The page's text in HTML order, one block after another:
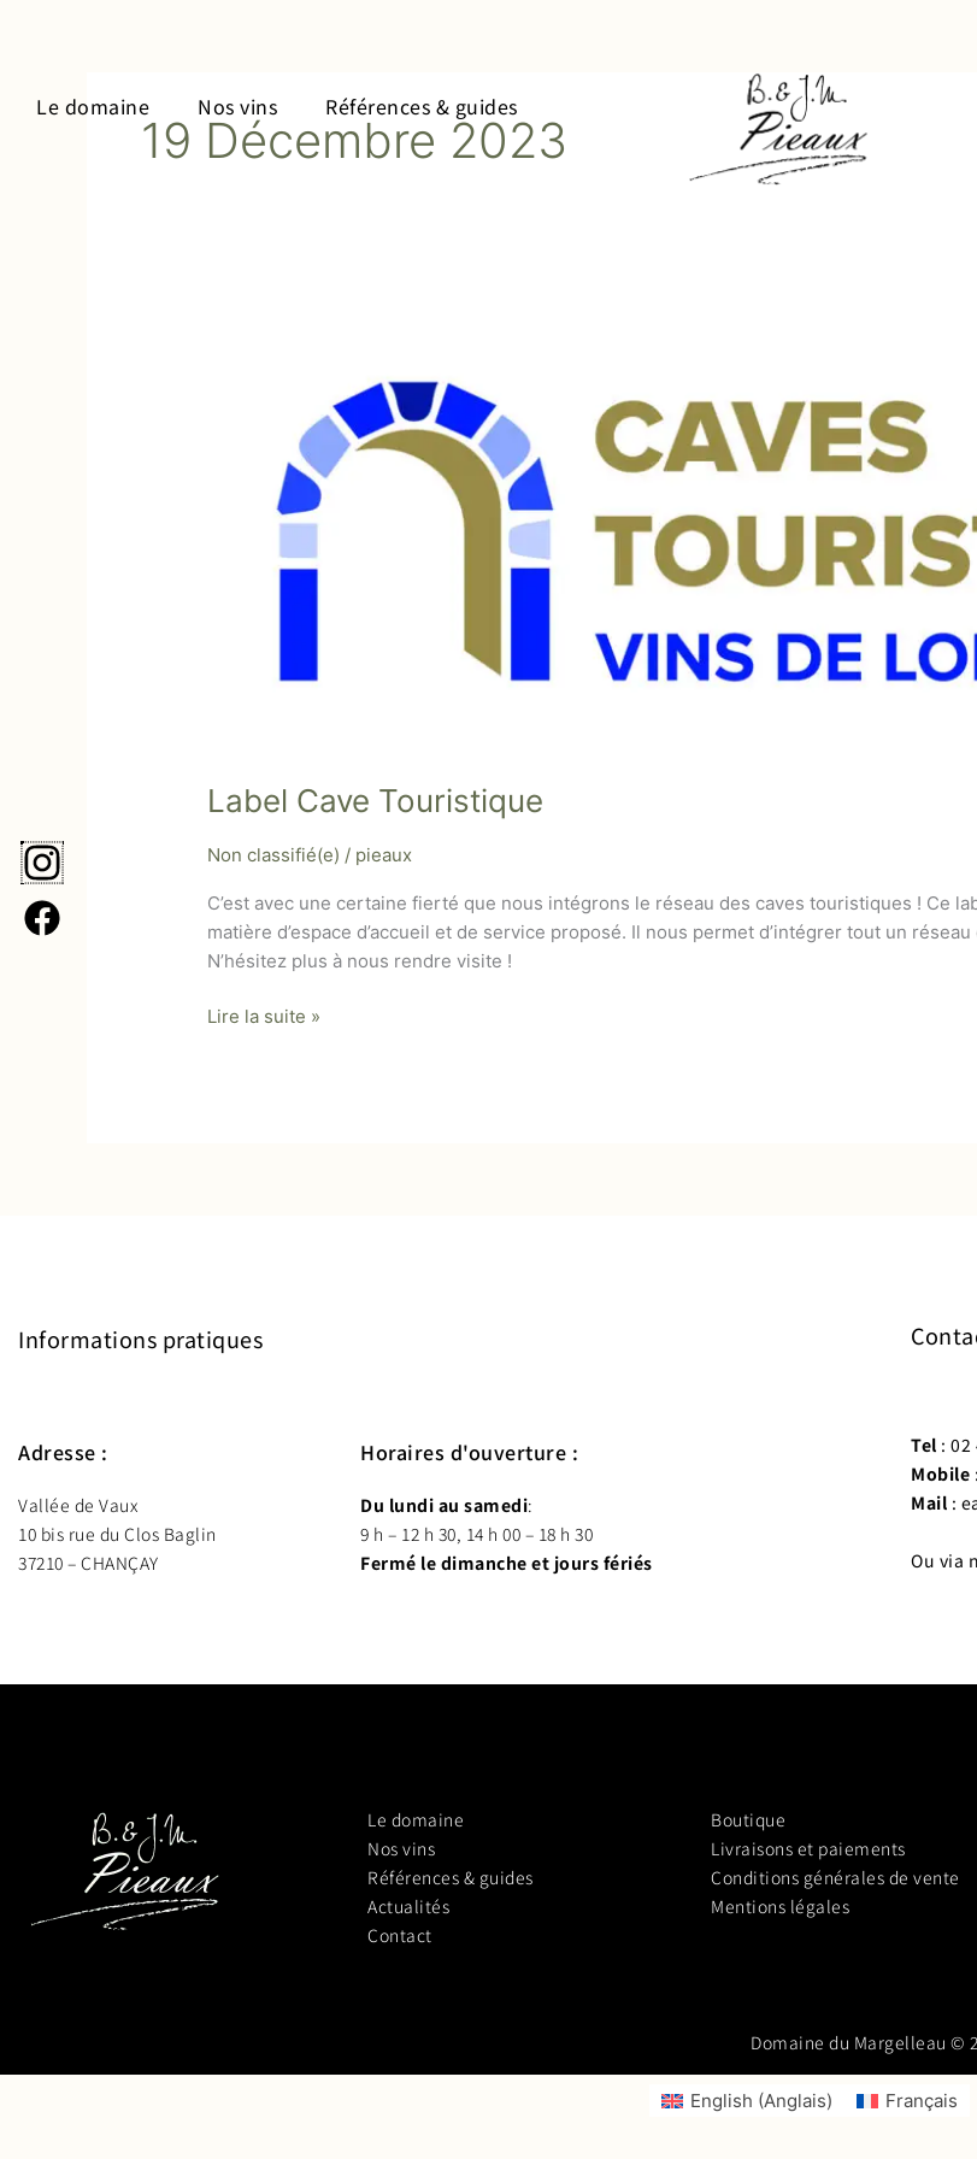
Le domaine
Nos vins Références & guides
19 Décembre 2023
Label Cave Touristique
Non classifié(e) / pieaux
C’est avec une certaine fierté que nous intégrons le réseau des caves touristiques ! Ce
matière d’espace d’accueil et de service proposé. Il nous permet d’intégrer tout un
N’hésitez plus à nous rendre visite !
Lire la suite »
Informations pratiques
Adresse :
Vallée de Vaux
10 bis rue du Clos Baglin
37210 – CHANÇAY
Horaires d'ouverture :
Du lundi au samedi:
9 h – 12 h 30, 14 h 00 – 18 h 30
Fermé le dimanche et jours fériés
Tel : 02
Mobile
Mail :
Ou via
Le domaine
Nos vins
Références & guides
Actualités
Contact
Boutique
Livraisons et paiements
Conditions générales de vente
Mentions légales
Domaine du Margelleau ©
English (Anglais) Français